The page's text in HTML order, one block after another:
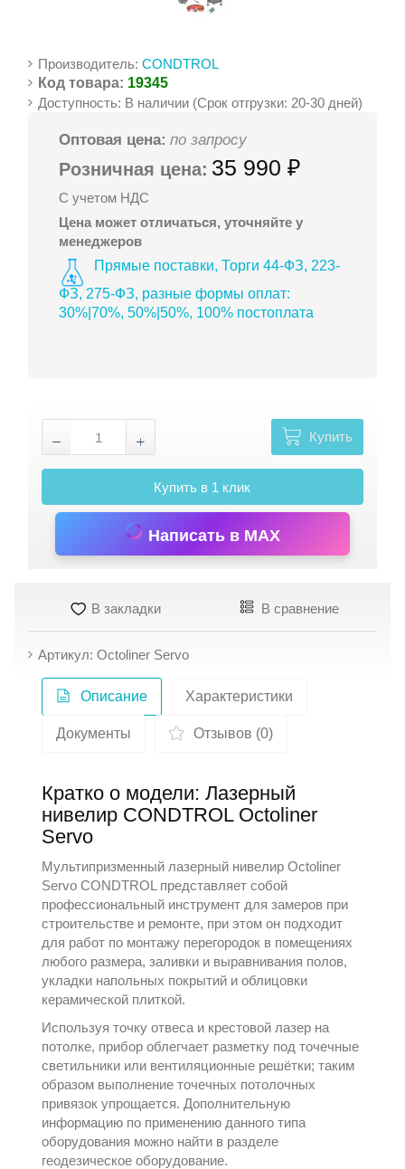
Производитель:CONDTROL
Код товара: 19345
Доступность: В наличии (Срок отгрузки: 20-30 дней)
Оптовая цена: по запросу
Розничная цена: 35 990 ₽
С учетом НДС
Цена может отличаться, уточняйте у
менеджеров
Прямые поставки, Торги 44-ФЗ, 223-
ФЗ, 275-ФЗ, разные формы оплат:
30%|70%, 50%|50%, 100% постоплата
Купить
Купить в 1 клик
Написать в MAX
В закладки В сравнение
Артикул: Octoliner Servo
Описание Характеристики
Документы Отзывов (0)
Кратко о модели: Лазерный
нивелир CONDTROL Octoliner
Servo
Мультипризменный лазерный нивелир Octoliner
ServoCONDTROL представляет собой
профессиональный инструмент для замеров при
строительстве и ремонте, при этом он подходит
для работ по монтажу перегородок в помещениях
любого размера, заливки и выравнивания полов,
укладки напольных покрытий и облицовки
керамической плиткой.
Используя точку отвеса и крестовой лазер на
потолке, прибор облегчает разметку под точечные
светильники или вентиляционные решётки; таким
образом выполнение точечных потолочных
привязок упрощается. Дополнительную
информацию по применению данного типа
оборудования можно найти в разделе
геодезическое оборудование.